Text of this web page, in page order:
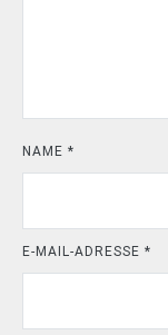
NAME *
E-MAIL-ADRESSE *